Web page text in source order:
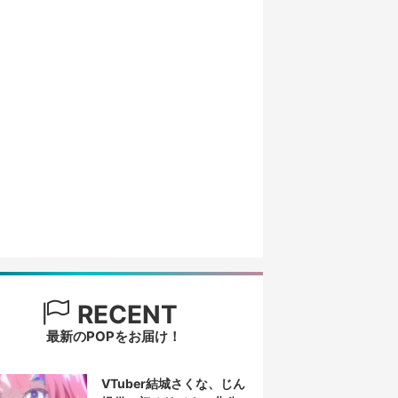
RECENT
最新のPOPをお届け！
VTuber結城さくな、じん